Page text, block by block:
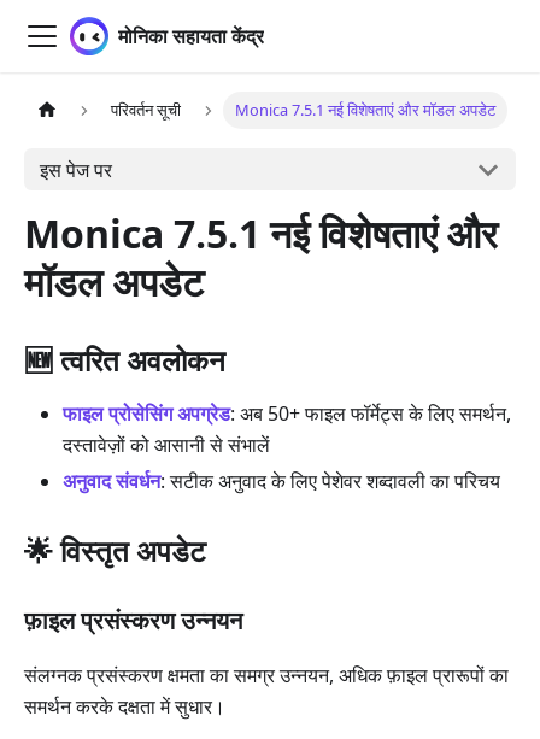
मोनिका सहायता केंद्र
परिवर्तन सूची Monica 7.5.1 नई विशेषताएं और मॉडल अपडेट
इस पेज पर
Monica 7.5.1 नई विशेषताएं और
मॉडल अपडेट
🆕 त्वरित अवलोकन
फाइल प्रोसेसिंग अपग्रेड: अब 50+ फाइल फॉर्मेट्स के लिए समर्थन,
दस्तावेज़ों को आसानी से संभालें
अनुवाद संवर्धन: सटीक अनुवाद के लिए पेशेवर शब्दावली का परिचय
🌟 विस्तृत अपडेट
फ़ाइल प्रसंस्करण उन्नयन
संलग्नक प्रसंस्करण क्षमता का समग्र उन्नयन, अधिक फ़ाइल प्रारूपों का
समर्थन करके दक्षता में सुधार।